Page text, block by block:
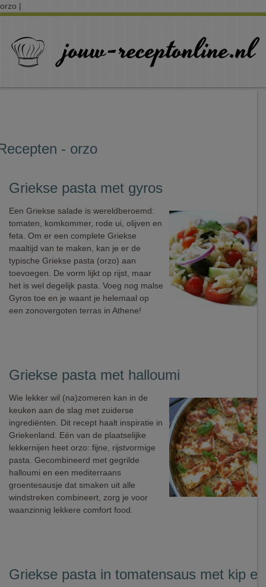
orzo |
- orzo
Griekse pasta met gyros
Een Griekse salade is wereldberoemd:
tomaten, komkommer, rode ui, olijven en
feta. Om er een complete Griekse
maaltijd van te maken, kan je er de
typische Griekse pasta (orzo) aan
toevoegen. De vorm lijkt op rijst, maar
het is wel degelijk pasta. Voeg nog malse
Gyros toe en je waant je helemaal op
een zonovergoten terras in Athene!
Griekse pasta met halloumi
Wie lekker wil (na)zomeren kan in de
keuken aan de slag met zuiderse
ingrediënten. Dit recept haalt inspiratie in
Griekenland. Eén van de plaatselijke
lekkernijen heet orzo: fijne, rijstvormige
pasta. Gecombineerd met gegrilde
halloumi en een mediterraans
groentesausje dat smaken uit alle
windstreken combineert, zorg je voor
waanzinnig lekkere comfort food.
Griekse pasta in tomatensaus met kip